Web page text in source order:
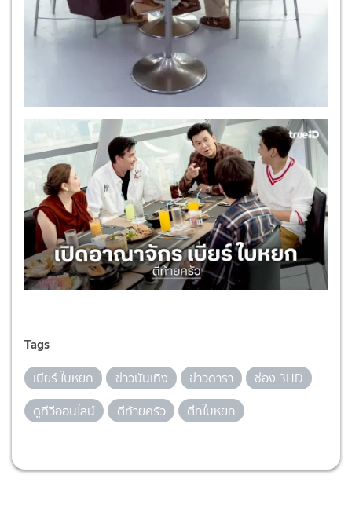
Tags
เบียร์ ใบหยก ข่าวบันเทิง ข่าวดารา
ช่อง 3HD
ดูทีวีออนไลน์
ตีท้ายครัว ตึกใบหยก